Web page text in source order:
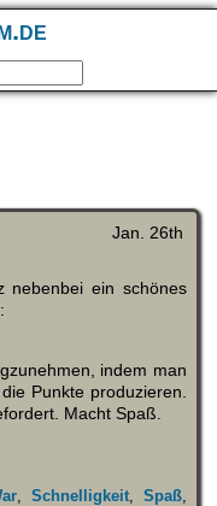
Jan. 26th
nebenbei ein schönes
indem man
Punkte produzieren.
Macht Spaß.
, Schnelligkeit, Spaß,